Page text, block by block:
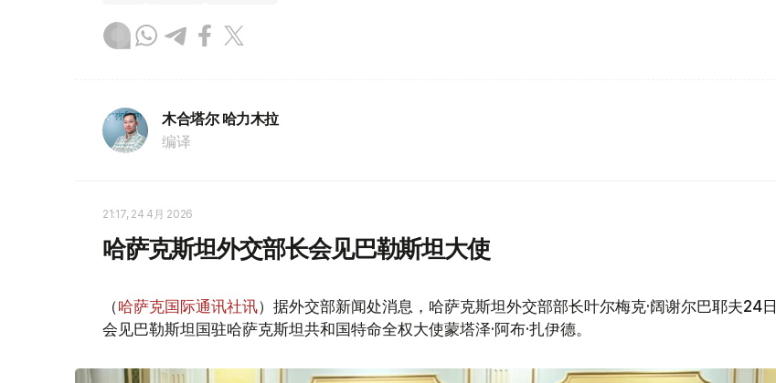
木合塔尔 哈力木拉
编译
21:17, 24 4月 2026
哈萨克斯坦外交部长会见巴勒斯坦大使
（哈萨克国际通讯社讯）据外交部新闻处消息，哈萨克斯坦外交部部长叶尔梅克·阔谢尔巴耶夫24日
会见巴勒斯坦国驻哈萨克斯坦共和国特命全权大使蒙塔泽·阿布·扎伊德。